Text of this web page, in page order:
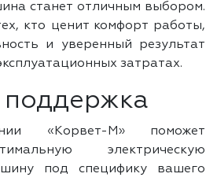
станет отличным выбором.
кто ценит комфорт работы,
и уверенный результат
затратах.
поддержка
«Корвет-М» поможет
электрическую
под специфику вашего